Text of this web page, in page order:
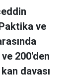
ve
200'den
davası